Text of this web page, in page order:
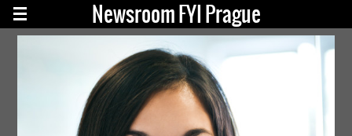
Newsroom FYI Prague